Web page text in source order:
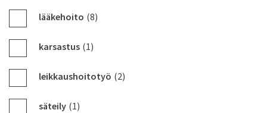
lääkehoito (8)
karsastus (1)
leikkaushoitotyö (2)
säteily (1)